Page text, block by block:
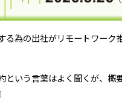
る為の出社がリモートワーク
という言葉はよく聞くが、概